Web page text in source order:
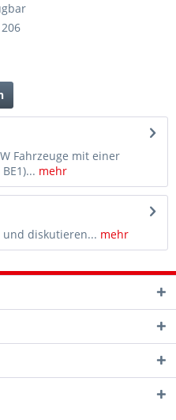
Fahrzeuge mit einer
mehr
und diskutieren... mehr